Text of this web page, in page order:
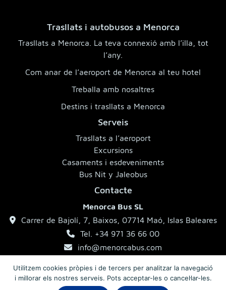
Trasllats i autobusos a Menorca
Trasllats a Menorca. La teva connexió amb l’illa, tot
l’any.
Com anar de l’aeroport de Menorca al teu hotel
Treballa amb nosaltres
Destins i trasllats a Menorca
Serveis
Trasllats a l’aeroport
Excursions
Casaments i esdeveniments
Bus Nit y Jaleobus
Contacte
Menorca Bus SL
Carrer de Bajolí, 7, Baixos, 07714 Maó, Islas Baleares
Tel. +34 971 36 66 00
info@menorcabus.com
Utilitzem cookies pròpies i de tercers per analitzar la navegació
i millorar els nostres serveis. Pots acceptar-les o cancel·lar-les.